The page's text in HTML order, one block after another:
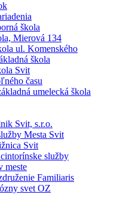
škola
Mierová 134
ul. Komenského
škola
Svit
času
umelecká škola
Svit, s.r.o.
Mesta Svit
Svit
služby
meste
Familiaris
svet OZ